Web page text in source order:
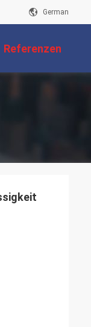
German
Referenzen